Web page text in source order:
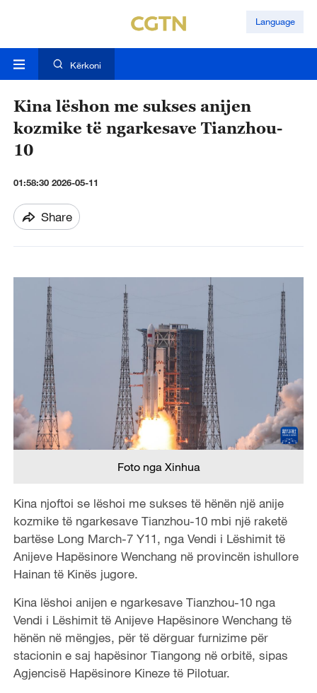
Language
Kërkoni
Kina lëshon me sukses anijen
kozmike të ngarkesave Tianzhou-
10
01:58:30 2026-05-11
Share
Foto nga Xinhua
Kina njoftoi se lëshoi me sukses të hënën një anije
kozmike të ngarkesave Tianzhou-10 mbi një raketë
bartëse Long March-7 Y11, nga Vendi i Lëshimit të
Anijeve Hapësinore Wenchang në provincën ishullore
Hainan të Kinës jugore.
Kina lëshoi anijen e ngarkesave Tianzhou-10 nga
Vendi i Lëshimit të Anijeve Hapësinore Wenchang të
hënën në mëngjes, për të dërguar furnizime për
stacionin e saj hapësinor Tiangong në orbitë, sipas
Agjencisë Hapësinore Kineze të Pilotuar.